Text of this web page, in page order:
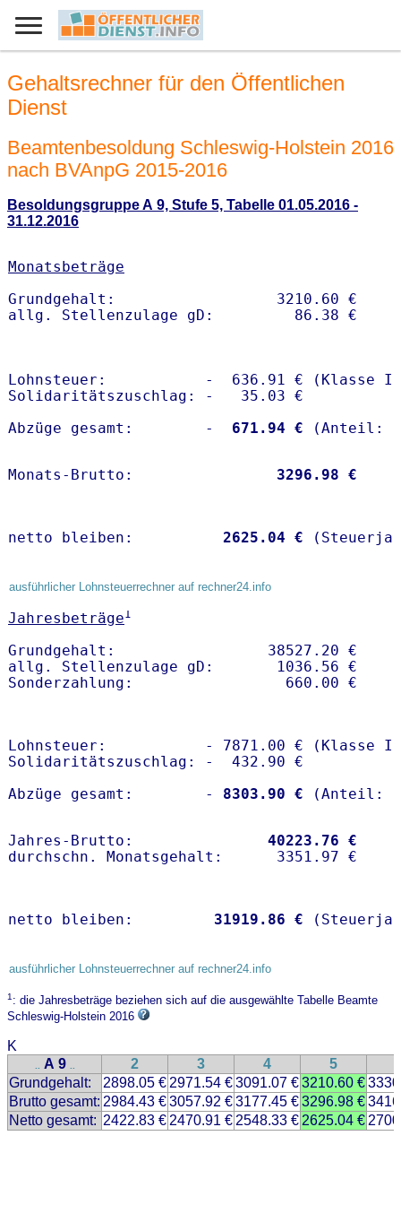
Gehaltsrechner für den Öffentlichen
Dienst
Beamtenbesoldung Schleswig-Holstein 2016
nach BVAnpG 2015-2016
Besoldungsgruppe A 9, Stufe 5, Tabelle 01.05.2016 -
31.12.2016
Monatsbeträge
Grundgehalt:                  3210.60 €
Lohnsteuer:           -  636.91 € (Klasse I)
Solidaritätszuschlag: -   35.03 €
Abzüge gesamt:        -
  671.94 €
Monats-Brutto: 3296.98 €
netto bleiben: 2625.04 €
ausführlicher Lohnsteuerrechner auf rechner24.info
Jahresbeträge1
Grundgehalt:                 38527.20 €
allg. Stellenzulage gD:       1036.56 €
Lohnsteuer:           - 7871.00 € (Klasse I)
Solidaritätszuschlag: -  432.90 €
Abzüge gesamt:        -
8303.90 €
Jahres-Brutto: 40223.76 €
netto bleiben: 31919.86 €
ausführlicher Lohnsteuerrechner auf rechner24.info
1: die Jahresbeträge beziehen sich auf die ausgewählte Tabelle Beamte
Schleswig-Holstein 2016
K
.. A 9 .. 2 3 4 5
Grundgehalt:
2898.05 € 2971.54 €3091.07 €3210.60 €
Brutto gesamt: 2984.43 €3057.92 €3177.45 €3296.98 €
Netto gesamt: 2422.83 € 2470.91 € 2548.33 € 2625.04 €